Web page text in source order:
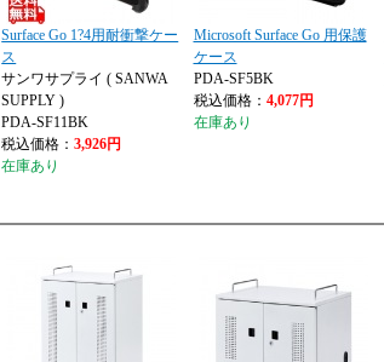
Surface Go 1?4用耐衝撃ケー
ス
サンワサプライ ( SANWA
SUPPLY )
PDA-SF11BK
税込価格：3,926円
在庫あり
Microsoft Surface Go 用保護
ケース
PDA-SF5BK
税込価格： 4,077円
在庫あり